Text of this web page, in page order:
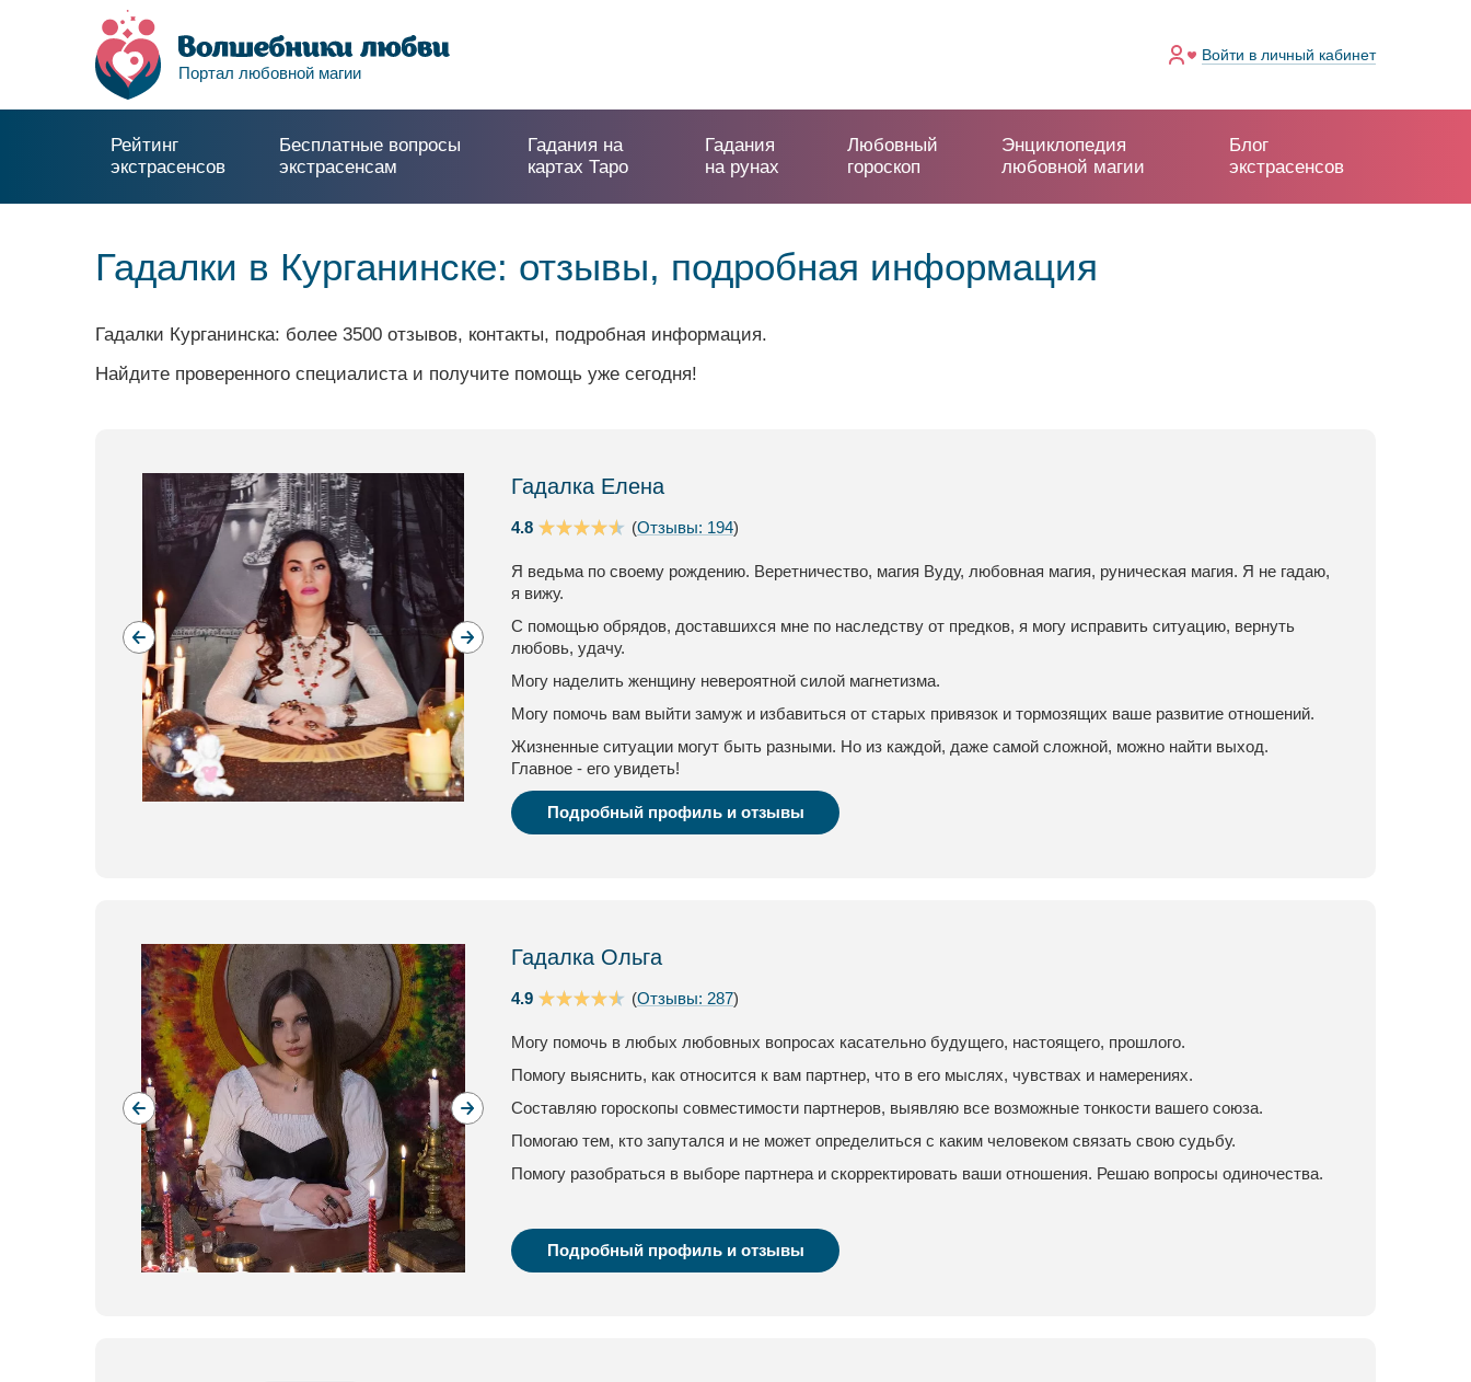
Портал любовной магии
Войти в личный кабинет
Рейтинг
экстрасенсов
Бесплатные вопросы
экстрасенсам
Гадания на
картах Таро
Гадания
на рунах
Любовный
гороскоп
Энциклопедия
любовной магии
Блог
экстрасенсов
Гадалки в Курганинске: отзывы, подробная информация
Гадалки Курганинска: более 3500 отзывов, контакты, подробная информация.
Найдите проверенного специалиста и получите помощь уже сегодня!
Гадалка Елена
4.8 (Отзывы: 194)
Я ведьма по своему рождению. Веретничество, магия Вуду, любовная магия, руническая магия. Я не гадаю,
я вижу.
С помощью обрядов, доставшихся мне по наследству от предков, я могу исправить ситуацию, вернуть
любовь, удачу.
Могу наделить женщину невероятной силой магнетизма.
Могу помочь вам выйти замуж и избавиться от старых привязок и тормозящих ваше развитие отношений.
Жизненные ситуации могут быть разными. Но из каждой, даже самой сложной, можно найти выход.
Главное - его увидеть!
Подробный профиль и отзывы
Гадалка Ольга
4.9 (Отзывы: 287)
Могу помочь в любых любовных вопросах касательно будущего, настоящего, прошлого.
Помогу выяснить, как относится к вам партнер, что в его мыслях, чувствах и намерениях.
Составляю гороскопы совместимости партнеров, выявляю все возможные тонкости вашего союза.
Помогаю тем, кто запутался и не может определиться с каким человеком связать свою судьбу.
Помогу разобраться в выборе партнера и скорректировать ваши отношения. Решаю вопросы одиночества.
Подробный профиль и отзывы